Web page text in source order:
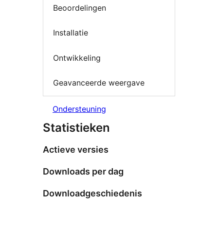
Beoordelingen
Installatie
Ontwikkeling
Geavanceerde weergave
Ondersteuning
Statistieken
Actieve versies
Downloads per dag
Downloadgeschiedenis